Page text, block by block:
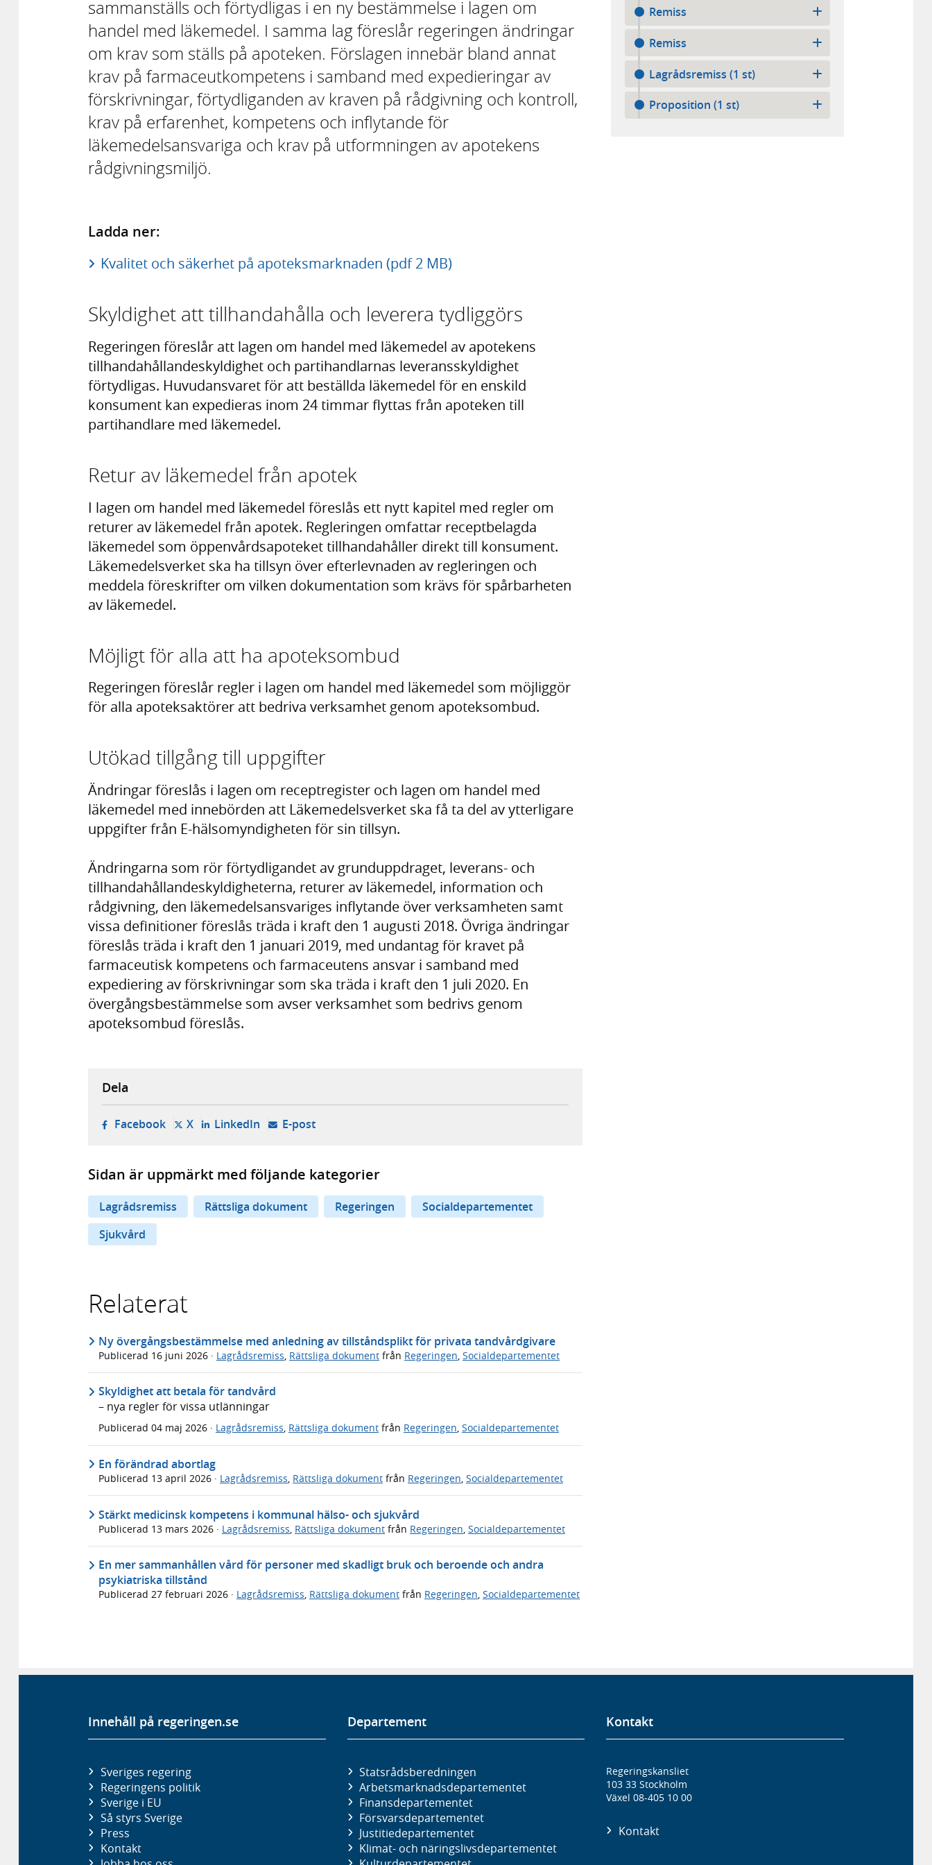
sammanställs och förtydligas i en ny bestämmelse i lagen om
handel med läkemedel. I samma lag föreslår regeringen ändringar
om krav som ställs på apoteken. Förslagen innebär bland annat
krav på farmaceutkompetens i samband med expedieringar av
förskrivningar, förtydliganden av kraven på rådgivning och kontroll,
krav på erfarenhet, kompetens och inflytande för
läkemedelsansvariga och krav på utformningen av apotekens
rådgivningsmiljö.
Ladda ner:
Kvalitet och säkerhet på apoteksmarknaden (pdf 2 MB)
Skyldighet att tillhandahålla och leverera tydliggörs
Regeringen föreslår att lagen om handel med läkemedel av apotekens
tillhandahållandeskyldighet och partihandlarnas leveransskyldighet
förtydligas. Huvudansvaret för att beställda läkemedel för en enskild
konsument kan expedieras inom 24 timmar flyttas från apoteken till
partihandlare med läkemedel.
Retur av läkemedel från apotek
I lagen om handel med läkemedel föreslås ett nytt kapitel med regler om
returer av läkemedel från apotek. Regleringen omfattar receptbelagda
läkemedel som öppenvårdsapoteket tillhandahåller direkt till konsument.
Läkemedelsverket ska ha tillsyn över efterlevnaden av regleringen och
meddela föreskrifter om vilken dokumentation som krävs för spårbarheten
av läkemedel.
Möjligt för alla att ha apoteksombud
Regeringen föreslår regler i lagen om handel med läkemedel som möjliggör
för alla apoteksaktörer att bedriva verksamhet genom apoteksombud.
Utökad tillgång till uppgifter
Ändringar föreslås i lagen om receptregister och lagen om handel med
läkemedel med innebörden att Läkemedelsverket ska få ta del av ytterligare
uppgifter från E-hälsomyndigheten för sin tillsyn.
Ändringarna som rör förtydligandet av grunduppdraget, leverans- och
tillhandahållandeskyldigheterna, returer av läkemedel, information och
rådgivning, den läkemedelsansvariges inflytande över verksamheten samt
vissa definitioner föreslås träda i kraft den 1 augusti 2018. Övriga ändringar
föreslås träda i kraft den 1 januari 2019, med undantag för kravet på
farmaceutisk kompetens och farmaceutens ansvar i samband med
expediering av förskrivningar som ska träda i kraft den 1 juli 2020. En
övergångsbestämmelse som avser verksamhet som bedrivs genom
apoteksombud föreslås.
Remiss
Remiss
Lagrådsremiss (1 st)
Proposition (1 st)
Dela
Facebook- öppnas i ny flik, extern webbplats,
X- öppnas i ny flik, extern webbplats,
LinkedIn- öppnas i ny flik, extern webbplats,
E-post- öppnar din e-postklient,
Sidan är uppmärkt med följande kategorier
Lagrådsremiss Rättsliga dokument Regeringen
Socialdepartementet
Sjukvård
Relaterat
Ny övergångsbestämmelse med anledning av tillståndsplikt för privata tandvårdgivare
Publicerad 16 juni 2026 · Lagrådsremiss Rättsliga dokument från Regeringen Socialdepartementet
Skyldighet att betala för tandvård
– nya regler för vissa utlänningar
Publicerad 04 maj 2026 · Lagrådsremiss, Rättsliga dokument från Regeringen, Socialdepartementet
En förändrad abortlag
Publicerad 13 april 2026 · Lagrådsremiss, Rättsliga dokument från Regeringen, Socialdepartementet
Stärkt medicinsk kompetens i kommunal hälso- och sjukvård
Publicerad 13 mars 2026 · Lagrådsremiss Rättsliga dokument från Regeringen Socialdepartementet
En mer sammanhållen vård för personer med skadligt bruk och beroende och andra
psykiatriska tillstånd
Publicerad 27 februari 2026 · Lagrådsremiss, Rättsliga dokument från Regeringen, Socialdepartementet
Innehåll på regeringen.se
Sveriges regering
Regeringens politik
Sverige i EU
Så styrs Sverige
Press
Kontakt
Departement
Statsrådsberedningen
Arbetsmarknads­departementet
Finans­departementet
Försvars­departementet
Justitie­departementet
Klimat- och näringslivs­departementet
Kontakt
Regeringskansliet
103 33 Stockholm
Växel 08-405 10 00
Kontakt